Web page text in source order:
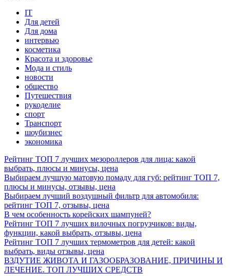
IT
Для детей
Для дома
интервью
косметика
Красота и здоровье
Мода и стиль
новости
общество
Путешествия
рукоделие
спорт
Транспорт
шоубизнес
экономика
Рейтинг ТОП 7 лучших мезороллеров для лица: какой
выбрать, плюсы и минусы, цена
Выбираем лучшую матовую помаду для губ: рейтинг ТОП 7,
плюсы и минусы, отзывы, цена
Выбираем лучший воздушный фильтр для автомобиля:
рейтинг ТОП 7, отзывы, цена
В чем особенность корейских шампуней?
Рейтинг ТОП 7 лучших вилочных погрузчиков: виды,
функции, какой выбрать, отзывы, цена
Рейтинг ТОП 7 лучших термометров для детей: какой
выбрать, виды отзывы, цена
ВЗДУТИЕ ЖИВОТА И ГАЗООБРАЗОВАНИЕ, ПРИЧИНЫ И
ЛЕЧЕНИЕ. ТОП ЛУЧШИХ СРЕДСТВ